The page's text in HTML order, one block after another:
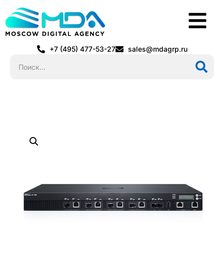
+7 (495) 477-53-27 sales@mdagrp.ru